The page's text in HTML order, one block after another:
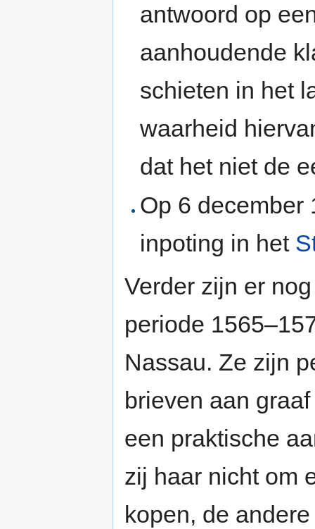
antwoord op
aanhoudende
schieten in het
waarheid
dat het niet de
Op 6 december
inpoting in het
Verder zijn er
periode
Nassau. Ze zijn
brieven aan
een praktische
zij haar nicht om
kopen, de